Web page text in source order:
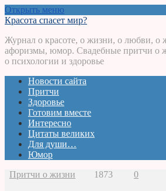
Открыть меню
Красота спасет мир?
Журнал о красоте, о жизни, о любви,
афоризмы, юмор. Свадебные притчи о
о психологии и здоровье
Новости сайта
Притчи
Здоровье
Готовим вместе
Интересно
Цитаты великих
Для души…
Юмор
Притчи о жизни
1873 0